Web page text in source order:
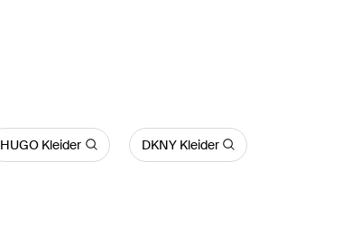
HUGO Kleider DKNY Kleider